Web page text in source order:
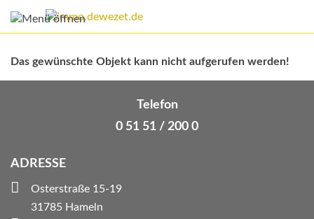
Das gewünschte Objekt kann nicht aufgerufen werden!
Telefon
0 51 51 / 200 0
ADRESSE
Osterstraße 15-19
31785 Hameln